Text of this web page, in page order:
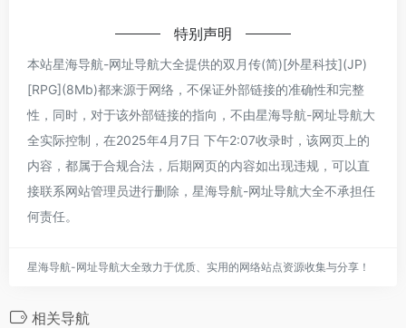
特别声明
本站星海导航-网址导航大全提供的双月传(简)[外星科技](JP)
[RPG](8Mb)都来源于网络，不保证外部链接的准确性和完整
性，同时，对于该外部链接的指向，不由星海导航-网址导航大
全实际控制，在2025年4月7日 下午2:07收录时，该网页上的
内容，都属于合规合法，后期网页的内容如出现违规，可以直
接联系网站管理员进行删除，星海导航-网址导航大全不承担任
何责任。
星海导航-网址导航大全致力于优质、实用的网络站点资源收集与分享！
相关导航